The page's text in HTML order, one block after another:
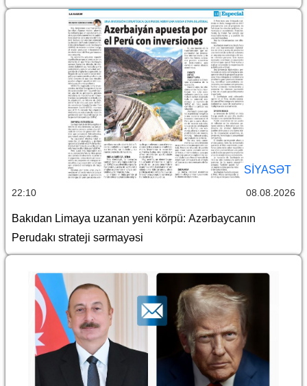
SİYASƏT
22:10 08.08.2026
Bakıdan Limaya uzanan yeni körpü: Azərbaycanın
Perudakı strateji sərmayəsi